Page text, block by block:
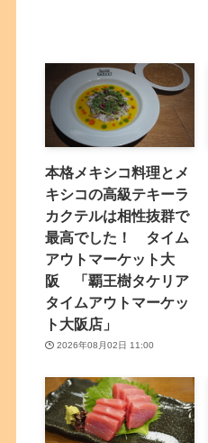
本格メキシコ料理とメ
キシコの高級テキーラ
カクテルは相性抜群で
最高でした！ タイム
アウトマーケット大
阪 「覇王樹タケリア
タイムアウトマーケッ
ト大阪店」
2026年08月02日 11:00